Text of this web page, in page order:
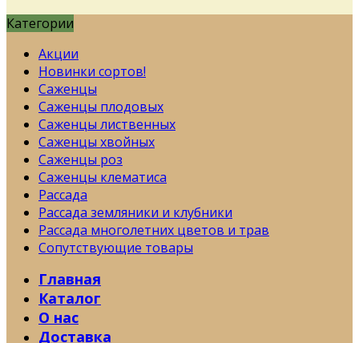
Категории
Акции
Новинки сортов!
Саженцы
Саженцы плодовых
Саженцы лиственных
Саженцы хвойных
Саженцы роз
Саженцы клематиса
Рассада
Рассада земляники и клубники
Рассада многолетних цветов и трав
Сопутствующие товары
Главная
Каталог
О нас
Доставка